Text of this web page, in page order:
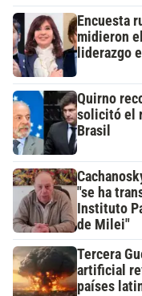
Encuesta
midieron
liderazgo
Quirno
solicitó el
Brasil
"se ha
Instituto
de Milei"
Tercera
artificial
países